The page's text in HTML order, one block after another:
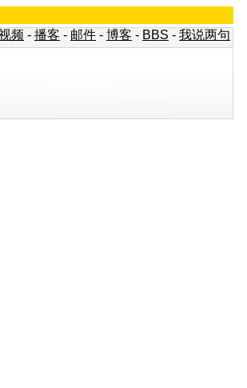
频 - 播客 - 邮件 - 博客 - BBS - 我说两句